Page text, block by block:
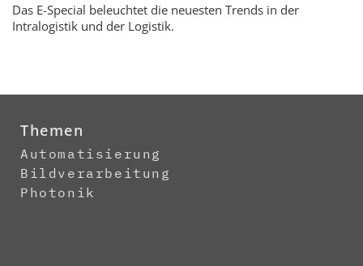
Das E-Special beleuchtet die neuesten Trends in der
Intralogistik und der Logistik.
Themen
Automatisierung
Bildverarbeitung
Photonik